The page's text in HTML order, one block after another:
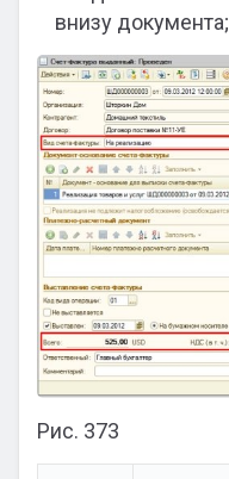
внизу документа;
Рис. 373